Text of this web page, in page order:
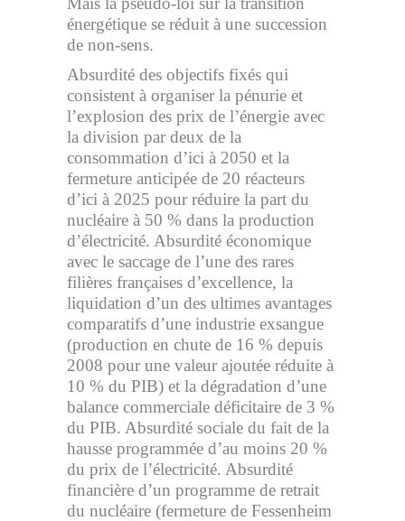
énergétique se réduit à une succession
de non-sens.
Absurdité des objectifs fixés qui
consistent à organiser la pénurie et
l’explosion des prix de l’énergie avec
la division par deux de la
consommation d’ici à 2050 et la
fermeture anticipée de 20 réacteurs
d’ici à 2025 pour réduire la part du
nucléaire à 50 % dans la production
d’électricité. Absurdité économique
avec le saccage de l’une des rares
filières françaises d’excellence, la
liquidation d’un des ultimes avantages
comparatifs d’une industrie exsangue
(production en chute de 16 % depuis
2008 pour une valeur ajoutée réduite à
10 % du PIB) et la dégradation d’une
balance commerciale déficitaire de 3 %
du PIB. Absurdité sociale du fait de la
hausse programmée d’au moins 20 %
du prix de l’électricité. Absurdité
financière d’un programme de retrait
du nucléaire (fermeture de Fessenheim